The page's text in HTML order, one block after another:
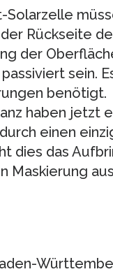
Rückseite
der
sein.
benötigt.
haben jetzt
einen
dies das
Maskierung